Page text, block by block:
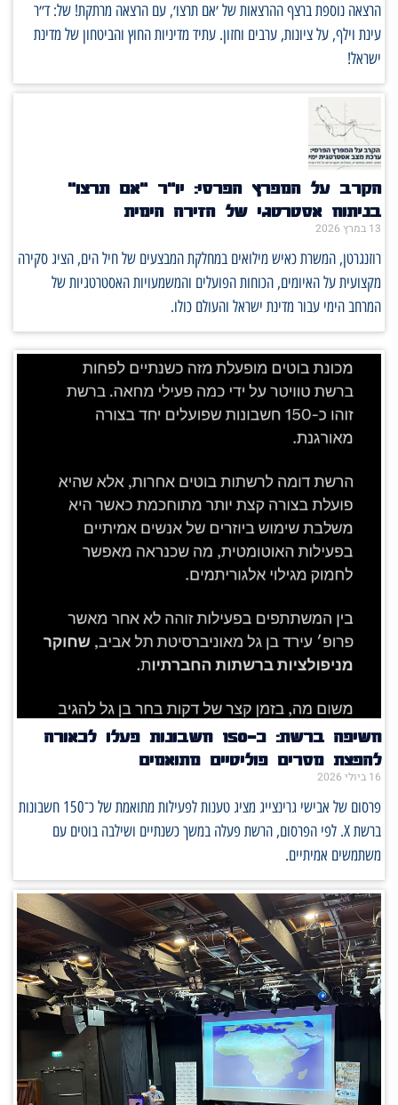
הרצאה נוספת ברצף ההרצאות של ׳אם תרצו׳, עם הרצאה מרתקת! של: ד״ר
עינת וילף, על ציונות, ערבים וחזון. עתיד מדיניות החוץ והביטחון של מדינת
ישראל!
הקרב על המפרץ הפרסי: יו"ר "אם תרצו"
בניתוח אסטרטגי של הזירה הימית
13 במרץ 2026
רוזנגרטן, המשרת כאיש מילואים במחלקת המבצעים של חיל הים, הציג סקירה
מקצועית על האיומים, הכוחות הפועלים והמשמעויות האסטרטגיות של
המרחב הימי עבור מדינת ישראל והעולם כולו.
חשיפה ברשת: כ־150 חשבונות פעלו לכאורה
להפצת מסרים פוליטיים מתואמים
16 ביולי 2026
פרסום של אבישי גרינצייג מציג טענות לפעילות מתואמת של כ־150 חשבונות
ברשת X. לפי הפרסום, הרשת פעלה במשך כשנתיים ושילבה בוטים עם
משתמשים אמיתיים.